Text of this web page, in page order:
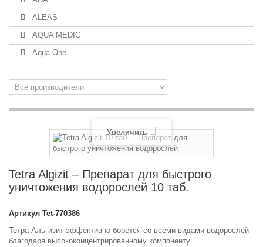
ALEAS
AQUA MEDIC
Aqua One
Увеличить
Tetra Algizit – Препарат для быстрого
уничтожения водорослей 10 таб.
Артикул Tet-770386
Тетра Альгизит эффективно борется со всеми видами водорослей
благодаря высококонцентрированному компоненту.